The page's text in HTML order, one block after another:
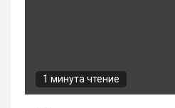
1 минута чтение